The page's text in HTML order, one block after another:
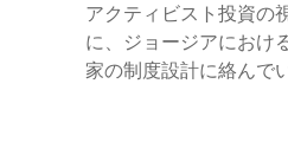
アクティビスト投資の
に、ジョージアにおけ
家の制度設計に絡んで